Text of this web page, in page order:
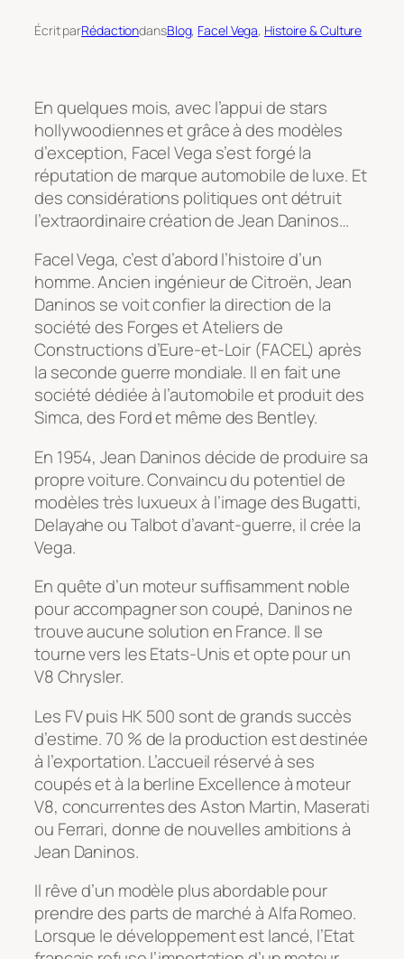
Écrit parRédactiondansBlog, Facel Vega, Histoire & Culture
En quelques mois, avec l’appui de stars
hollywoodiennes et grâce à des modèles
d’exception, Facel Vega s’est forgé la
réputation de marque automobile de luxe. Et
des considérations politiques ont détruit
l’extraordinaire création de Jean Daninos…
Facel Vega, c’est d’abord l’histoire d’un
homme. Ancien ingénieur de Citroën, Jean
Daninos se voit confier la direction de la
société des Forges et Ateliers de
Constructions d’Eure-et-Loir (FACEL) après
la seconde guerre mondiale. Il en fait une
société dédiée à l’automobile et produit des
Simca, des Ford et même des Bentley.
En 1954, Jean Daninos décide de produire sa
propre voiture. Convaincu du potentiel de
modèles très luxueux à l’image des Bugatti,
Delayahe ou Talbot d’avant-guerre, il crée la
Vega.
En quête d’un moteur suffisamment noble
pour accompagner son coupé, Daninos ne
trouve aucune solution en France. Il se
tourne vers les Etats-Unis et opte pour un
V8 Chrysler.
Les FV puis HK 500 sont de grands succès
d’estime. 70 % de la production est destinée
à l’exportation. L’accueil réservé à ses
coupés et à la berline Excellence à moteur
V8, concurrentes des Aston Martin, Maserati
ou Ferrari, donne de nouvelles ambitions à
Jean Daninos.
Il rêve d’un modèle plus abordable pour
prendre des parts de marché à Alfa Romeo.
Lorsque le développement est lancé, l’Etat